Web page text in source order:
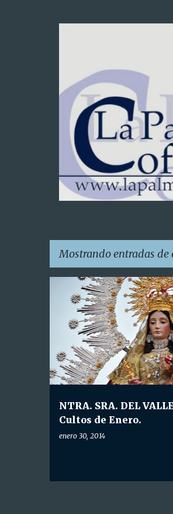
Mostrando entradas de
a
d
NTRA. SRA. DEL
Cultos de Enero.
enero 30, 2014
HDAD. NTRA. SRA. DEL VALLE